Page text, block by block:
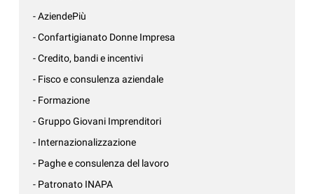
- AziendePiù
- Confartigianato Donne Impresa
- Credito, bandi e incentivi
- Fisco e consulenza aziendale
- Formazione
- Gruppo Giovani Imprenditori
- Internazionalizzazione
- Paghe e consulenza del lavoro
- Patronato INAPA